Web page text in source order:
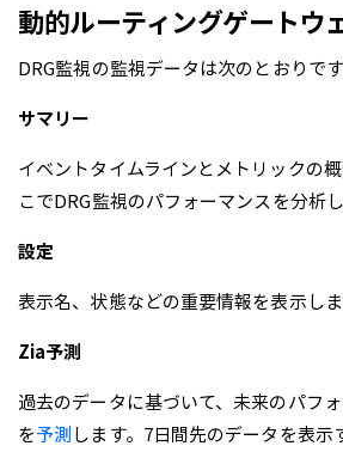
動的ルーティングゲートウ
DRG監視の監視データは次のとおりです
サマリー
イベントタイムラインとメトリックの
こでDRG監視のパフォーマンスを分析し
設定
表示名、状態などの重要情報を表示しま
Zia予測
過去のデータに基づいて、未来のパフ
を予測します。7日間先のデータを表示